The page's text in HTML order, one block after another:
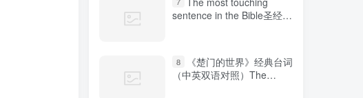
sentence in the Bible圣经中
8
《楚门的世界》经典台词
（中英双语对照）The